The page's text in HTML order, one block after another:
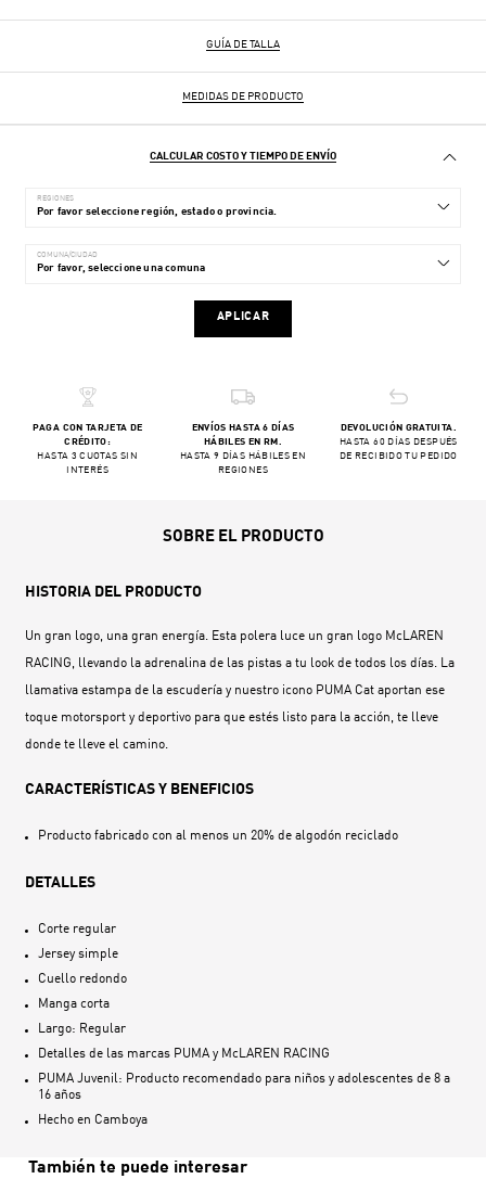
GUÍA DE TALLA
MEDIDAS DE PRODUCTO
CALCULAR COSTO Y TIEMPO DE ENVÍO
REGIONES
COMUNA/CIUDAD
APLICAR
PAGA CON TARJETA DE
CRÉDITO:
HASTA 3 CUOTAS SIN
INTERÉS
ENVÍOS HASTA 6 DÍAS
HÁBILES EN RM.
HASTA 9 DÍAS HÁBILES EN
REGIONES
DEVOLUCIÓN GRATUITA.
HASTA 60 DÍAS DESPUÉS
DE RECIBIDO TU PEDIDO
SOBRE EL PRODUCTO
HISTORIA DEL PRODUCTO
Un gran logo, una gran energía. Esta polera luce un gran logo McLAREN
RACING, llevando la adrenalina de las pistas a tu look de todos los días. La
llamativa estampa de la escudería y nuestro icono PUMA Cat aportan ese
toque motorsport y deportivo para que estés listo para la acción, te lleve
donde te lleve el camino.
CARACTERÍSTICAS Y BENEFICIOS
Producto fabricado con al menos un 20% de algodón reciclado
DETALLES
Corte regular
Jersey simple
Cuello redondo
Manga corta
Largo: Regular
Detalles de las marcas PUMA y McLAREN RACING
PUMA Juvenil: Producto recomendado para niños y adolescentes de 8 a
16 años
Hecho en Camboya
También te puede interesar